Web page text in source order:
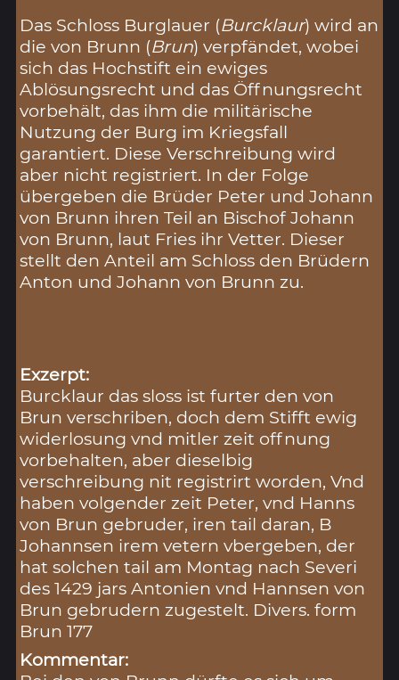
Das Schloss Burglauer (Burcklaur) wird an
die von Brunn (Brun) verpfändet, wobei
sich das Hochstift ein ewiges
Ablösungsrecht und das Öffnungsrecht
vorbehält, das ihm die militärische
Nutzung der Burg im Kriegsfall
garantiert. Diese Verschreibung wird
aber nicht registriert. In der Folge
übergeben die Brüder Peter und Johann
von Brunn ihren Teil an Bischof Johann
von Brunn, laut Fries ihr Vetter. Dieser
stellt den Anteil am Schloss den Brüdern
Anton und Johann von Brunn zu.
Exzerpt:
Burcklaur das sloss ist furter den von
Brun verschriben, doch dem Stifft ewig
widerlosung vnd mitler zeit offnung
vorbehalten, aber dieselbig
verschreibung nit registrirt worden, Vnd
haben volgender zeit Peter, vnd Hanns
von Brun gebruder, iren tail daran, B
Johannsen irem vetern vbergeben, der
hat solchen tail am Montag nach Severi
des 1429 jars Antonien vnd Hannsen von
Brun gebrudern zugestelt. Divers. form
Brun 177
Kommentar: